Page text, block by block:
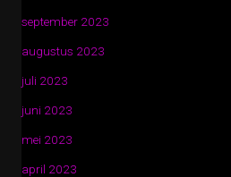
september 2023
augustus 2023
juli 2023
juni 2023
mei 2023
april 2023